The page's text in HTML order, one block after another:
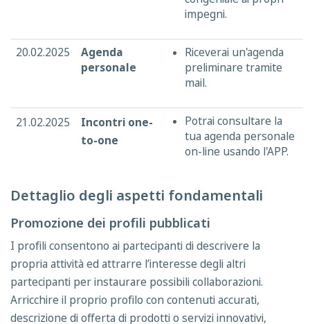
impegni.
20.02.2025
Agenda
personale
Riceverai un'agenda
preliminare tramite
mail.
21.02.2025
Incontri one-
to-one
Potrai consultare la
tua agenda personale
on-line usando l'APP.
Dettaglio degli aspetti fondamentali
Promozione dei profili pubblicati
I profili consentono ai partecipanti di descrivere la
propria attività ed attrarre l’interesse degli altri
partecipanti per instaurare possibili collaborazioni.
Arricchire il proprio profilo con contenuti accurati,
descrizione di offerta di prodotti o servizi innovativi,